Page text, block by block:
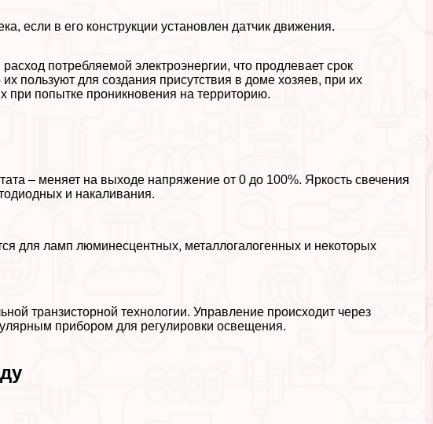
если в его конструкции установлен датчик движения.
потрeбляемой электроэнергии, что продлевает срок
пользуют для создания присутствия в доме хозяев, при их
при попытке проникновения на территорию.
– меняет на выходе напряжение от 0 до 100%. Яркость свечения
и накаливания.
для ламп люминесцентных, металлогалогенных и некоторых
транзисторной технологии. Управление происходит через
прибором для регулировки освещения.